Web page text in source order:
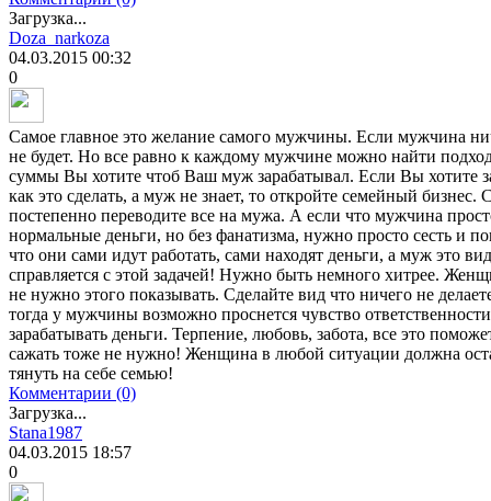
Загрузка...
Doza_narkoza
04.03.2015 00:32
0
Самое главное это желание самого мужчины. Если мужчина
не будет. Но все равно к каждому мужчине можно найти
суммы Вы хотите чтоб Ваш муж зарабатывал. Если Вы хотите
как это сделать, а муж не знает, то откройте семейный бизнес.
постепенно переводите все на мужа. А если что мужчина
нормальные деньги, но без фанатизма, нужно просто сесть и
что они сами идут работать, сами находят деньги, а муж это
справляется с этой задачей! Нужно быть немного хитрее.
не нужно этого показывать. Сделайте вид что ничего не
тогда у мужчины возможно проснется чувство
зарабатывать деньги. Терпение, любовь, забота, все это
сажать тоже не нужно! Женщина в любой ситуации должна
тянуть на себе семью!
Комментарии (0)
Загрузка...
Stana1987
04.03.2015 18:57
0